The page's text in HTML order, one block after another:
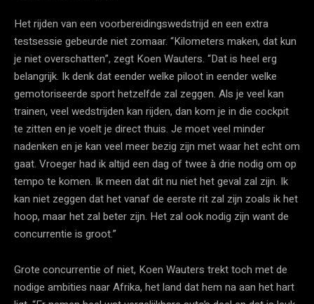
Het rijden van een voorbereidingswedstrijd en een extra
testsessie gebeurde niet zomaar. “Kilometers maken, dat kun
je niet overschatten”, zegt Koen Wauters. “Dat is heel erg
belangrijk. Ik denk dat eender welke piloot in eender welke
gemotoriseerde sport hetzelfde zal zeggen. Als je veel kan
trainen, veel wedstrijden kan rijden, dan kom je in die cockpit
te zitten en je voelt je direct thuis. Je moet veel minder
nadenken en je kan veel meer bezig zijn met waar het echt om
gaat. Vroeger had ik altijd een dag of twee à drie nodig om op
tempo te komen. Ik meen dat dit nu niet het geval zal zijn. Ik
kan niet zeggen dat het vanaf de eerste rit zal zijn zoals ik het
hoop, maar het zal beter zijn. Het zal ook nodig zijn want de
concurrentie is groot.”
Grote concurrentie of niet, Koen Wauters trekt toch met de
nodige ambities naar Afrika, het land dat hem na aan het hart